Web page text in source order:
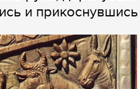
и